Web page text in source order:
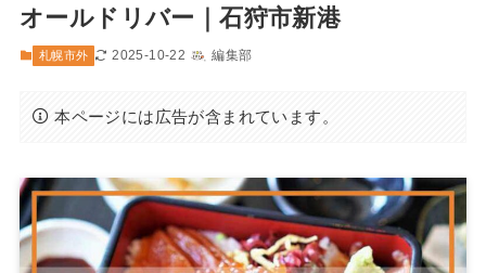
オールドリバー｜石狩市新港
札幌市外 2025-10-22 編集部
本ページには広告が含まれています。